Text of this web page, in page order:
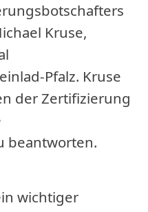
Kruse,
Pfalz. Kruse
der Zertifizierung
beantworten.
wichtiger